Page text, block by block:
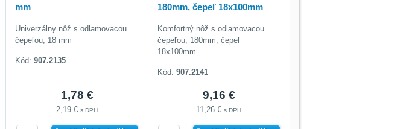
mm
Univerzálny nôž s odlamovacou
čepeľou, 18 mm
Kód:907.2135
1,78 €
2,19 €s DPH
180mm, čepeľ 18x100mm
Komfortný nôž s odlamovacou
čepeľou, 180mm, čepeľ
18x100mm
Kód: 907.2141
9,16 €
11,26 €s DPH